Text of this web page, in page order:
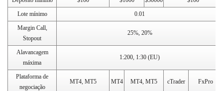
Lote mínimo
0.01
Margin Call,
Stopout
25%, 20%
Alavancagem
máxima
1:200, 1:30 (EU)
Plataforma de
negociação
MT4, MT5 MT4 MT4, MT5 сTrader FxPro